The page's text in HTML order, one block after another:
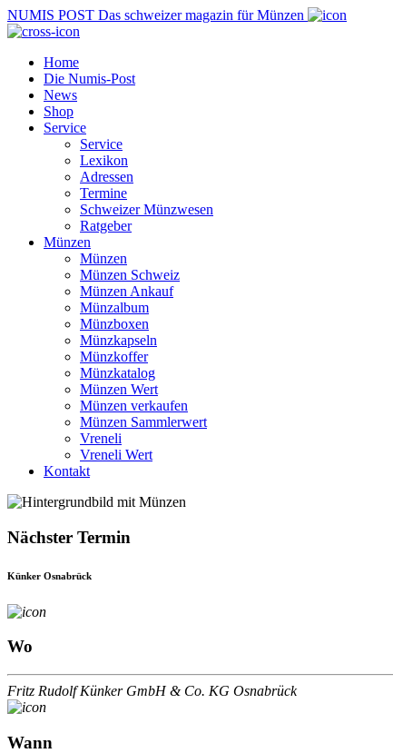
NUMIS POST Das schweizer magazin für Münzen
Home
Die Numis-Post
News
Shop
Service
Service
Lexikon
Adressen
Termine
Schweizer Münzwesen
Ratgeber
Münzen
Münzen
Münzen Schweiz
Münzen Ankauf
Münzalbum
Münzboxen
Münzkapseln
Münzkoffer
Münzkatalog
Münzen Wert
Münzen verkaufen
Münzen Sammlerwert
Vreneli
Vreneli Wert
Kontakt
Nächster Termin
Künker Osnabrück
Wo
Fritz Rudolf Künker GmbH & Co. KG Osnabrück
Wann